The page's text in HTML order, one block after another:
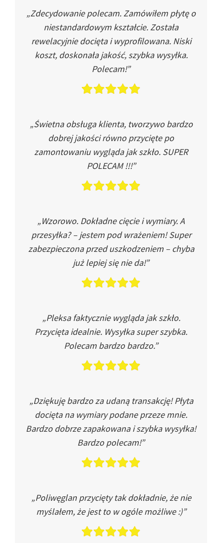
„Zdecydowanie polecam. Zamówiłem płytę o
niestandardowym kształcie. Została
rewelacyjnie docięta i wyprofilowana. Niski
koszt, doskonała jakość, szybka wysyłka.
Polecam!”
„Świetna obsługa klienta, tworzywo bardzo
dobrej jakości równo przycięte po
zamontowaniu wygląda jak szkło. SUPER
POLECAM !!!”
„Wzorowo. Dokładne cięcie i wymiary. A
przesyłka? – jestem pod wrażeniem! Super
zabezpieczona przed uszkodzeniem – chyba
już lepiej się nie da!”
„Pleksa faktycznie wygląda jak szkło.
Przycięta idealnie. Wysyłka super szybka.
Polecam bardzo bardzo.”
„Dziękuję bardzo za udaną transakcję! Płyta
docięta na wymiary podane przeze mnie.
Bardzo dobrze zapakowana i szybka wysyłka!
Bardzo polecam!”
„Poliwęglan przycięty tak dokładnie, że nie
myślałem, że jest to w ogóle możliwe :)”